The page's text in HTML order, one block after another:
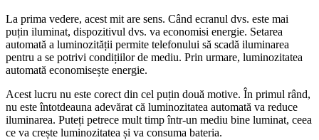
La prima vedere, acest mit are sens. Când ecranul dvs. este mai
puțin iluminat, dispozitivul dvs. va economisi energie. Setarea
automată a luminozității permite telefonului să scadă iluminarea
pentru a se potrivi condițiilor de mediu. Prin urmare, luminozitatea
automată economisește energie.
Acest lucru nu este corect din cel puțin două motive. În primul rând,
nu este întotdeauna adevărat că luminozitatea automată va reduce
iluminarea. Puteți petrece mult timp într-un mediu bine luminat, ceea
ce va crește luminozitatea și va consuma bateria.